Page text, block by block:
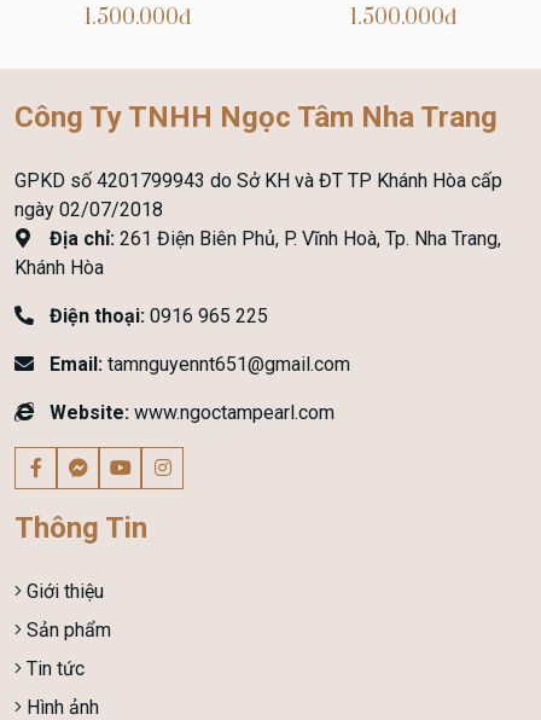
1.500.000đ 1.500.000đ
Công Ty TNHH Ngọc Tâm Nha Trang
GPKD số 4201799943 do Sở KH và ĐT TP Khánh Hòa cấp
ngày 02/07/2018
Địa chỉ: 261 Điện Biên Phủ, P. Vĩnh Hoà, Tp. Nha Trang,
Khánh Hòa
Điện thoại: 0916 965 225
Email: tamnguyennt651@gmail.com
Website: www.ngoctampearl.com
Thông Tin
Giới thiệu
Sản phẩm
Tin tức
Hình ảnh